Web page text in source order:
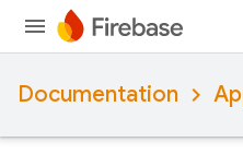
Documentation